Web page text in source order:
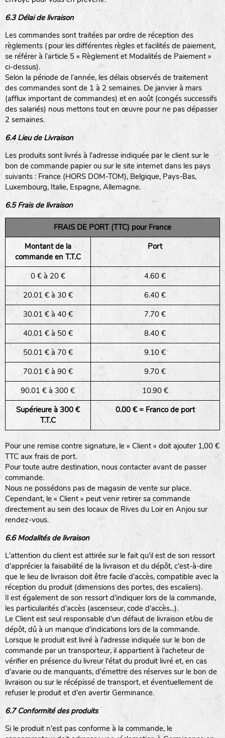
6.3 Délai de livraison
Les commandes sont traitées par ordre de réception des
règlements (pour les différentes règles et facilités de paiement,
se référer à l’article 5 « Règlement et Modalités de Paiement »
ci-dessus).
Selon la période de l’année, les délais observés de traitement
des commandes sont de 1 à 2 semaines. De janvier à mars
(afflux important de commandes) et en août (congés successifs
des salariés) nous mettons tout en œuvre pour ne pas dépasser
2 semaines.
6.4 Lieu de Livraison
Les produits sont livrés à l'adresse indiquée par le client sur le
bon de commande papier ou sur le site internet dans les pays
suivants : France (HORS DOM-TOM), Belgique, Pays-Bas,
Luxembourg, Italie, Espagne, Allemagne.
6.5 Frais de livraison
FRAIS DE PORT (TTC) pour France
Montant de la
commande en T.T.C
Port
0 € à 20 €
4.60 €
20.01 € à 30 €
6.40 €
30.01 € à 40 €
7.70 €
40.01 € à 50 €
8.40 €
50.01 € à 70 €
9.10 €
70.01 € à 90 €
9.70 €
90.01 € à 300 €
10.90 €
Supérieure à 300 €
T.T.C
0.00 € = Franco de port
Pour une remise contre signature, le « Client » doit ajouter 1,00 €
TTC aux frais de port.
Pour toute autre destination, nous contacter avant de passer
commande.
Nous ne possédons pas de magasin de vente sur place.
Cependant, le « Client » peut venir retirer sa commande
directement au sein des locaux de Rives du Loir en Anjou sur
rendez-vous.
6.6 Modalités de livraison
L'attention du client est attirée sur le fait qu'il est de son ressort
d'apprécier la faisabilité de la livraison et du dépôt, c'est-à-dire
que le lieu de livraison doit être facile d'accès, compatible avec la
réception du produit (dimensions des portes, des escaliers).
Il est également de son ressort d'indiquer lors de la commande,
les particularités d'accès (ascenseur, code d'accès...).
Le Client est seul responsable d'un défaut de livraison et/ou de
dépôt, dû à un manque d'indications lors de la commande.
Lorsque le produit est livré à l'adresse indiquée sur le bon de
commande par un transporteur, il appartient à l'acheteur de
vérifier en présence du livreur l'état du produit livré et, en cas
d'avarie ou de manquants, d'émettre des réserves sur le bon de
livraison ou sur le récépissé de transport, et éventuellement de
refuser le produit et d'en avertir Germinance.
6.7 Conformité des produits
Si le produit n'est pas conforme à la commande, le